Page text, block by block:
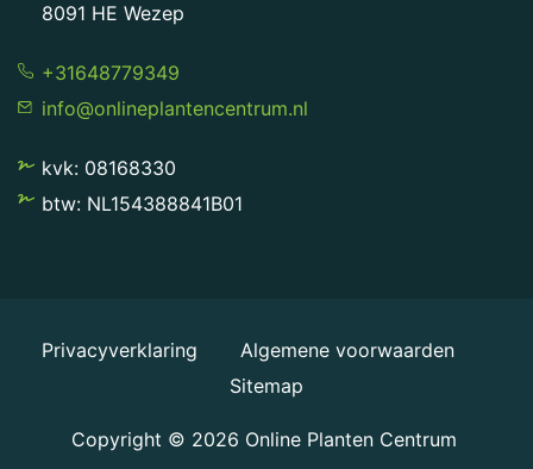
8091 HE Wezep
+31648779349
info@onlineplantencentrum.nl
kvk: 08168330
btw: NL154388841B01
Privacyverklaring
Algemene voorwaarden
Sitemap
Copyright © 2026 Online Planten Centrum